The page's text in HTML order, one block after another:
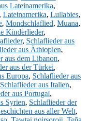
Lateinamerika,
Lateinamerika, Lullabies,
, Mondschlaflied, Muana,
Kinderlieder,
, Schlaflieder aus
aus Äthiopien,
aus dem Libanon,
aus der Türkei,
Europa, Schlaflieder aus
Schlaflieder aus Italien,
aus Portugal,
Syrien, Schlaflieder der
aus aller Welt,